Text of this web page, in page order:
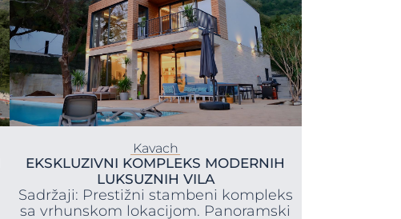
Kavach
EKSKLUZIVNI KOMPLEKS MODERNIH
LUKSUZNIH VILA
Sadržaji: Prestižni stambeni kompleks
sa vrhunskom lokacijom. Panoramski